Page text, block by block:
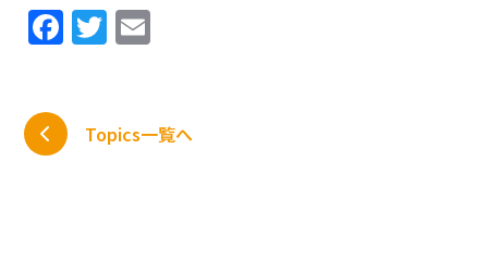
Facebook
Twitter
Topics一覧へ